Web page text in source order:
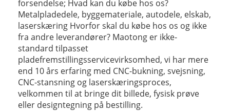
forsendelse; Hvad kan du købe hos os?
Metalpladedele, byggemateriale, autodele, elskab,
laserskæring Hvorfor skal du købe hos os og ikke
fra andre leverandører? Maotong er ikke-
standard tilpasset
pladefremstillingsservicevirksomhed, vi har mere
end 10 års erfaring med CNC-bukning, svejsning,
CNC-stansning og laserskæringsproces,
velkommen til at bringe dit billede, fysisk prøve
eller designtegning på bestilling.